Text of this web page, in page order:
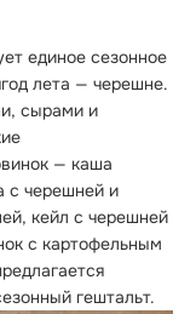
единое сезонное
лета — черешне.
сырами и
— каша
с черешней и
кейл с черешней
с картофельным
гештальт.